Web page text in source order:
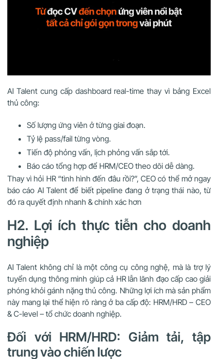
AI Talent cung cấp dashboard real-time thay vì bảng Excel
thủ công:
Số lượng ứng viên ở từng giai đoạn.
Tỷ lệ pass/fail từng vòng.
Tiến độ phỏng vấn, lịch phỏng vấn sắp tới.
Báo cáo tổng hợp để HRM/CEO theo dõi dễ dàng.
Thay vì hỏi HR “tình hình đến đâu rồi?”, CEO có thể mở ngay
báo cáo AI Talent để biết pipeline đang ở trạng thái nào, từ
đó ra quyết định nhanh & chính xác hơn
H2. Lợi ích thực tiễn cho doanh
nghiệp
AI Talent không chỉ là một công cụ công nghệ, mà là trợ lý
tuyển dụng thông minh giúp cả HR lẫn lãnh đạo cấp cao giải
phóng khỏi gánh nặng thủ công. Những lợi ích mà sản phẩm
này mang lại thể hiện rõ ràng ở ba cấp độ: HRM/HRD – CEO
& C-level – tổ chức doanh nghiệp.
Đối với HRM/HRD: Giảm tải, tập
trung vào chiến lược